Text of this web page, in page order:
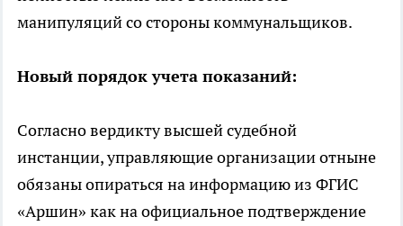
манипуляций со стороны коммунальщиков.
Новый порядок учета показаний:
Согласно вердикту высшей судебной
инстанции, управляющие организации отныне
обязаны опираться на информацию из ФГИС
«Аршин» как на официальное подтверждение